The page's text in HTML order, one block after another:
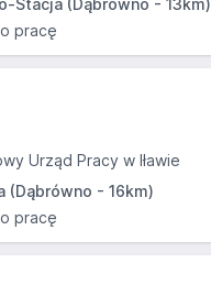
Stacja (Dąbrówno - 13km)
pracę
Urząd Pracy w Iławie
(Dąbrówno - 16km)
pracę